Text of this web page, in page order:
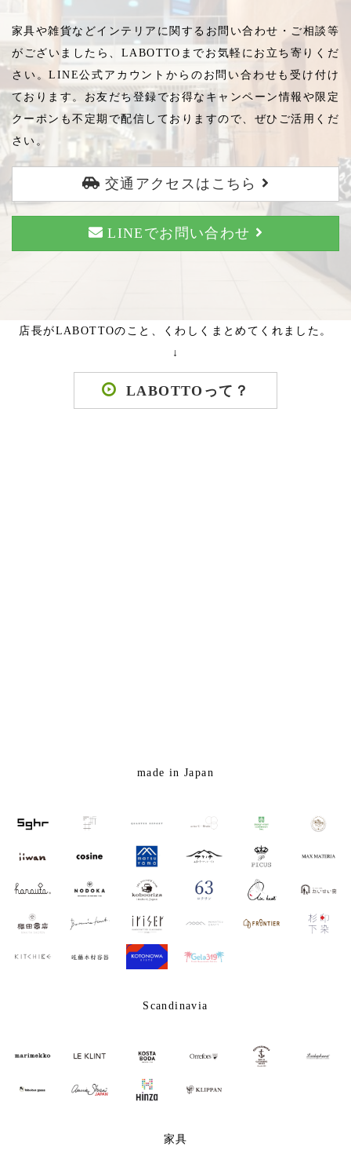
家具や雑貨などインテリアに関するお問い合わせ・ご相談等
がございましたら、LABOTTOまでお気軽にお立ち寄りくだ
さい。LINE公式アカウントからのお問い合わせも受け付け
ております。お友だち登録でお得なキャンペーン情報や限定
クーポンも不定期で配信しておりますので、ぜひご活用くだ
さい。
交通アクセスはこちら
LINEでお問い合わせ
店長がLABOTTOのこと、くわしくまとめてくれました。
↓
LABOTTOって？
made in Japan
Scandinavia
家具